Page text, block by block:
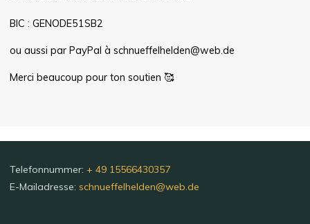
BIC : GENODE51SB2
ou aussi par PayPal à schnueffelhelden@web.de
Merci beaucoup pour ton soutien 🥰
Telefonnummer:+ 49 15566430357
E-Mailadresse:schnueffelhelden@web.de